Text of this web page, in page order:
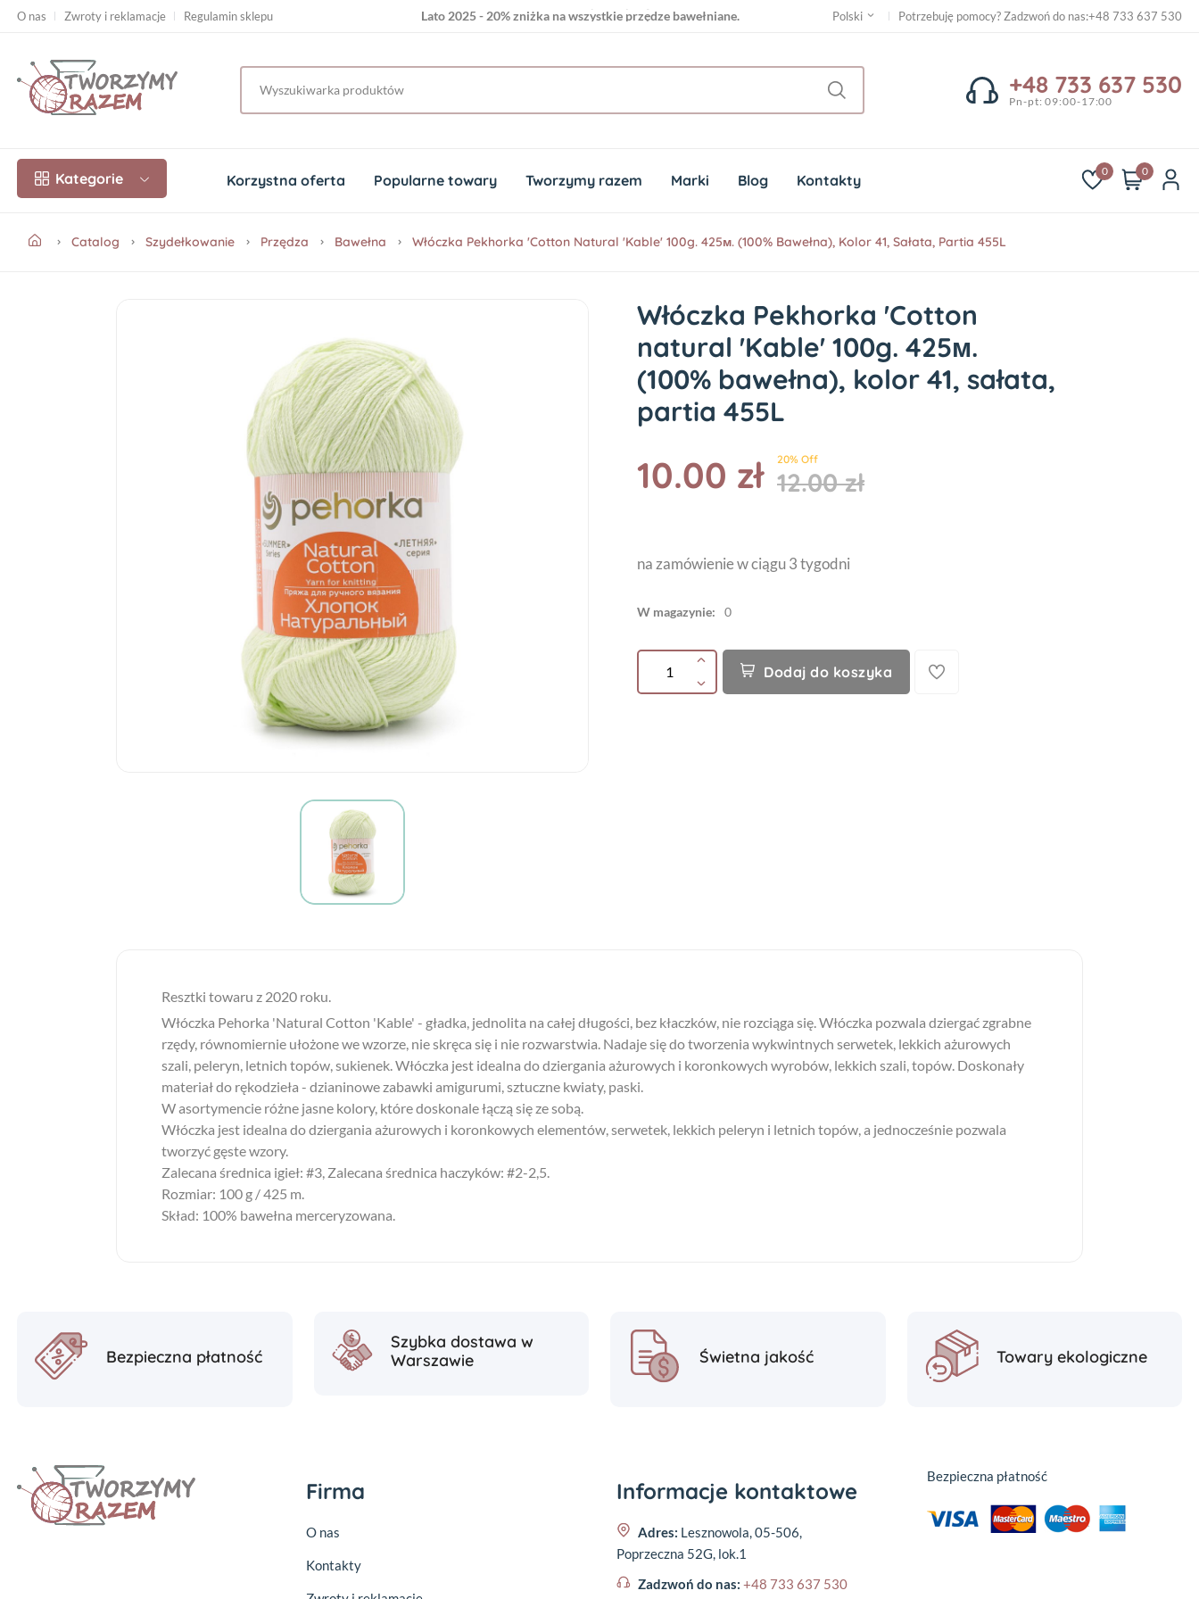
O nas Zwroty i reklamacje Regulamin sklepu Lato 2025 - 20% zniżka na wszystkie przędze bawełniane. Polski Potrzebuję pomocy? Zadzwoń do nas:+48 733 637 530
+48 733 637 530
Pn-pt: 09:00-17:00
Kategorie Korzystna oferta Popularne towary Tworzymy razem Marki Blog Kontakty 0 0
Catalog Szydełkowanie Przędza Bawełna Włóczka Pekhorka 'Cotton Natural 'Kable' 100g. 425м. (100% Bawełna), Kolor 41, Sałata, Partia 455L
Włóczka Pekhorka 'Cotton
natural 'Kable' 100g. 425м.
(100% bawełna), kolor 41, sałata,
partia 455L
10.00 zł 20% Off
12.00 zł
na zamówienie w ciągu 3 tygodni
W magazynie: 0
Dodaj do koszyka
Resztki towaru z 2020 roku.
Włóczka Pehorka 'Natural Cotton 'Kable' - gładka, jednolita na całej długości, bez kłaczków, nie rozciąga się. Włóczka pozwala dziergać zgrabne
rzędy, równomiernie ułożone we wzorze, nie skręca się i nie rozwarstwia. Nadaje się do tworzenia wykwintnych serwetek, lekkich ażurowych
szali, peleryn, letnich topów, sukienek. Włóczka jest idealna do dziergania ażurowych i koronkowych wyrobów, lekkich szali, topów. Doskonały
materiał do rękodzieła - dzianinowe zabawki amigurumi, sztuczne kwiaty, paski.
W asortymencie różne jasne kolory, które doskonale łączą się ze sobą.
Włóczka jest idealna do dziergania ażurowych i koronkowych elementów, serwetek, lekkich peleryn i letnich topów, a jednocześnie pozwala
tworzyć gęste wzory.
Zalecana średnica igieł: #3, Zalecana średnica haczyków: #2-2,5.
Rozmiar: 100 g / 425 m.
Skład: 100% bawełna merceryzowana.
Bezpieczna płatność
Szybka dostawa w
Warszawie
Świetna jakość Towary ekologiczne
Firma
O nas
Kontakty
Informacje kontaktowe
Adres: Lesznowola, 05-506,
Poprzeczna 52G, lok.1
Zadzwoń do nas: +48 733 637 530
Bezpieczna płatność